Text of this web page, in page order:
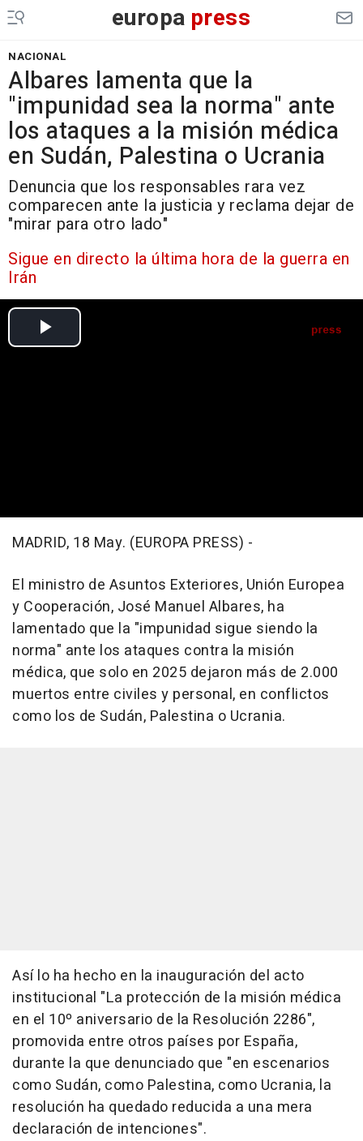
europa press
NACIONAL
Albares lamenta que la
"impunidad sea la norma" ante
los ataques a la misión médica
en Sudán, Palestina o Ucrania
Denuncia que los responsables rara vez
comparecen ante la justicia y reclama dejar de
"mirar para otro lado"
Sigue en directo la última hora de la guerra en
Irán
MADRID, 18 May. (EUROPA PRESS) -
El ministro de Asuntos Exteriores, Unión Europea
y Cooperación, José Manuel Albares, ha
lamentado que la "impunidad sigue siendo la
norma" ante los ataques contra la misión
médica, que solo en 2025 dejaron más de 2.000
muertos entre civiles y personal, en conflictos
como los de Sudán, Palestina o Ucrania.
Así lo ha hecho en la inauguración del acto
institucional "La protección de la misión médica
en el 10º aniversario de la Resolución 2286",
promovida entre otros países por España,
durante la que denunciado que "en escenarios
como Sudán, como Palestina, como Ucrania, la
resolución ha quedado reducida a una mera
declaración de intenciones".